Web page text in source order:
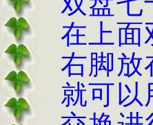
在上面
右脚放
就可以